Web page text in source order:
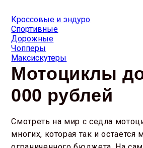
Кроссовые и эндуро
Спортивные
Дорожные
Чопперы
Максискутеры
Мотоциклы
000 рублей
Смотреть на мир с седла
многих, которая так и остается